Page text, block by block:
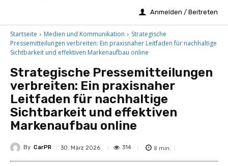
Anmelden / Beitreten
Startseite Medien und Kommunikation
Strategische
Pressemitteilungen verbreiten: Ein praxisnaher Leitfaden für nachhaltige
Sichtbarkeit und effektiven Markenaufbau online
Strategische Pressemitteilungen
verbreiten: Ein praxisnaher
Leitfaden für nachhaltige
Sichtbarkeit und effektiven
Markenaufbau online
By CarPR 30. März 2026 314 8 min.